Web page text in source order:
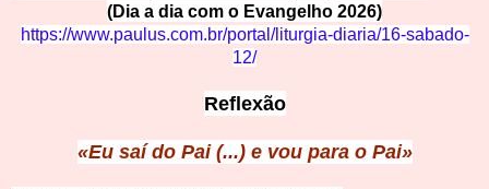
(Dia a dia com o Evangelho 2026)
https://www.paulus.com.br/portal/liturgia-diaria/16-sabado-
12/
Reflexão
«Eu saí do Pai (...) e vou para o Pai»